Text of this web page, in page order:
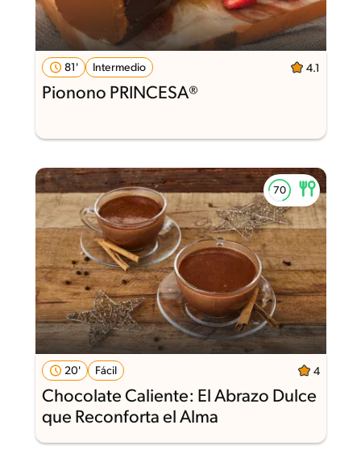
81' Intermedio 4.1
Pionono PRINCESA®
20' Fácil 4
Chocolate Caliente: El Abrazo Dulce
que Reconforta el Alma